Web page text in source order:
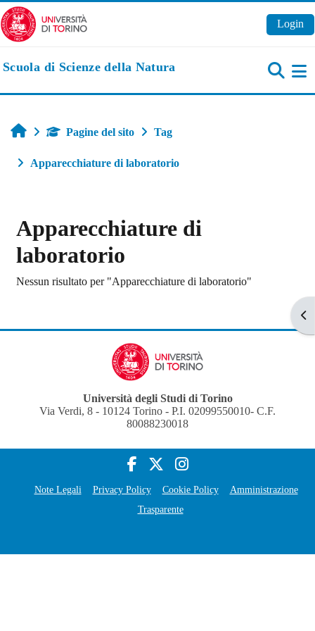
Vai al contenuto principale
Login
Scuola di Scienze della Natura
HomePagine del sito Tag
Apparecchiature di laboratorio
Apparecchiature di
laboratorio
Nessun risultato per "Apparecchiature di laboratorio"
Università degli Studi di Torino
Via Verdi, 8 - 10124 Torino - P.I. 02099550010- C.F.
80088230018
Note Legali Privacy Policy Cookie Policy
Amministrazione
Trasparente